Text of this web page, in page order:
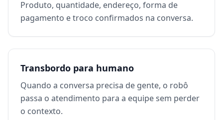
Produto, quantidade, endereço, forma de
pagamento e troco confirmados na conversa.
Transbordo para humano
Quando a conversa precisa de gente, o robô
passa o atendimento para a equipe sem perder
o contexto.